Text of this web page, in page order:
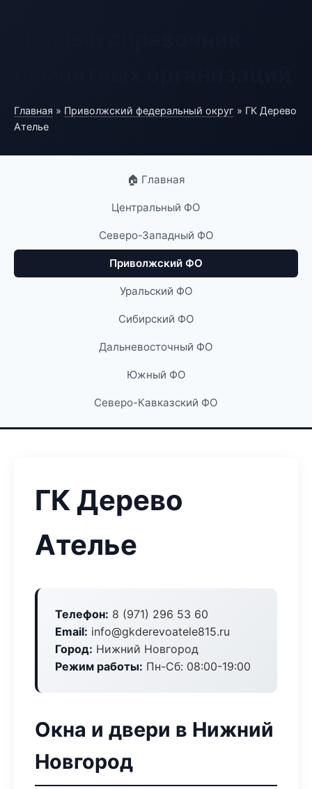
Главная » Приволжский федеральный округ » ГК Дерево
Ателье
🏠 Главная
Центральный ФО
Северо-Западный ФО
Приволжский ФО
Уральский ФО
Сибирский ФО
Дальневосточный ФО
Южный ФО
Северо-Кавказский ФО
ГК Дерево
Ателье
Телефон: 8 (971) 296 53 60
Email: info@gkderevoatele815.ru
Город: Нижний Новгород
Режим работы: Пн-Сб: 08:00-19:00
Окна и двери в Нижний
Новгород